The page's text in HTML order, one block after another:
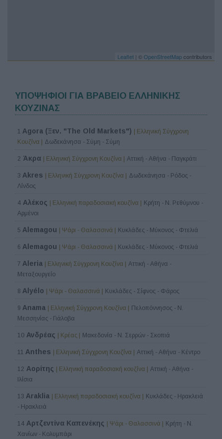
Leaflet | © OpenStreetMapcontributors
ΥΠΟΨΗΦΙΟΙ ΓΙΑ ΒΡΑΒΕΙΟ ΕΛΛΗΝΙΚΗΣ
ΚΟΥΖΙΝΑΣ
1 Agora (Ξεν. "The Old Markets") | Ελληνική Σύγχρονη
Κουζίνα | Δωδεκάνησα - Σύμη - Σύμη
2 Άκρα | Ελληνική Σύγχρονη Κουζίνα | Αττική - Αθήνα - Παγκράτι
3 Akres | Ελληνική Σύγχρονη Κουζίνα | Δωδεκάνησα - Ρόδος -
Λίνδος
4 Αλέκος | Ελληνική παραδοσιακή κουζίνα | Κρήτη - Ν. Ρεθύμνου -
Αρμένοι
5 Alemagou | Ψάρι - Θαλασσινά | Κυκλάδες - Μύκονος - Φτελιά
6 Alemagou | Ψάρι - Θαλασσινά | Κυκλάδες - Μύκονος - Φτελιά
7 Aleria | Ελληνική Σύγχρονη Κουζίνα | Αττική - Αθήνα -
Μεταξουργείο
8 Alyélo | Ψάρι - Θαλασσινά | Κυκλάδες - Σίφνος - Φάρος
9 Anama | Ελληνική Σύγχρονη Κουζίνα | Πελοπόννησος - Ν.
Μεσσηνίας - Γιάλοβα
10 Ανδρέας | Κρέας | Μακεδονία - Ν. Σερρών - Σκοπιά
11 Anthes | Ελληνική Σύγχρονη Κουζίνα | Αττική - Αθήνα - Κέντρο
12 Αορίτης | Ελληνική παραδοσιακή κουζίνα | Αττική - Αθήνα -
Ιλίσια
13 Araklia | Ελληνική παραδοσιακή κουζίνα | Κυκλάδες - Ηρακλειά
- Ηρακλειά
14 Αρτζεντίνα Καπενέκης | Ψάρι - Θαλασσινά | Κρήτη - Ν.
Χανίων - Κολυμπάρι